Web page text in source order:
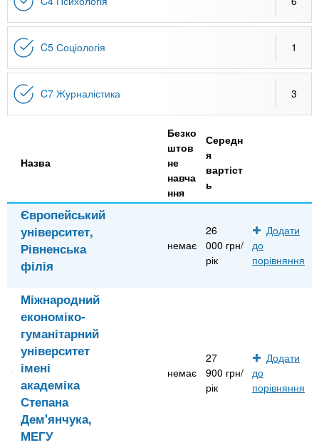
C5 Соціологія 1
C7 Журналістика 3
Назва
Безко
штов
не
навча
ння
Середн
я
вартіст
ь
Європейський
університет,
Рівненська
філія
немає
26
000 грн/
рік
Додати
до
порівняння
Міжнародний
економіко-
гуманітарний
університет
імені
академіка
Степана
Дем'янчука,
МЕГУ
немає
27
900 грн/
рік
Додати
до
порівняння